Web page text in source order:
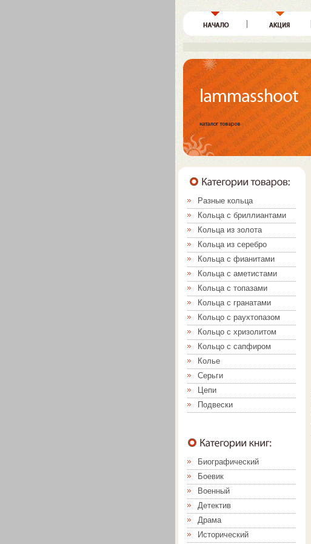
Разные кольца
Кольца с бриллиантами
Кольца из золота
Кольца из серебро
Кольца с фианитами
Кольца с аметистами
Кольца с топазами
Кольца с гранатами
Кольцо с раухтопазом
Кольцо с хризолитом
Кольцо с сапфиром
Колье
Серьги
Цепи
Подвески
Биографический
Боевик
Военный
Детектив
Драма
Исторический